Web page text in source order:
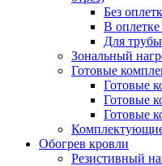
Без
В оплетке
Для
Зональный
Готовые
Готовые
Готовые
Готовые
Комплектующие
Обогрев кровли
Резистивный